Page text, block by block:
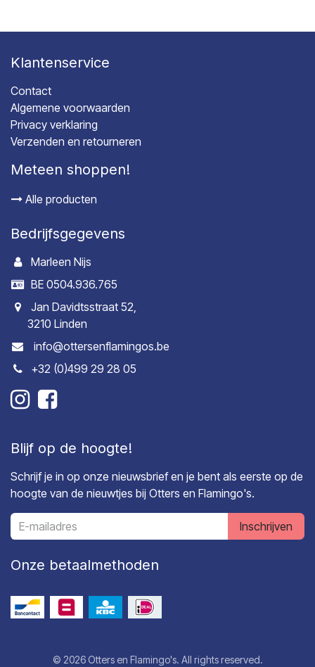
Klantenservice
Contact
Algemene voorwaarden
Privacy verklaring
Verzenden en retourneren
Meteen shoppen!
Alle producten
Bedrijfsgegevens
Marleen Nijs
BE 0504.936.765
Jan Davidtsstraat 52,
3210 Linden
info@ottersenflamingos.be
+32 (0)499 29 28 05
Blijf op de hoogte!
Schrijf je in op onze nieuwsbrief en je bent als eerste op de
hoogte van de nieuwtjes bij Otters en Flamingo's.
Inschrijven
Onze betaalmethoden
© 2026 Otters en Flamingo's. All rights reserved.